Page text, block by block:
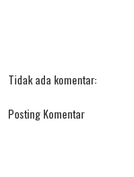
Tidak ada komentar:
Posting Komentar